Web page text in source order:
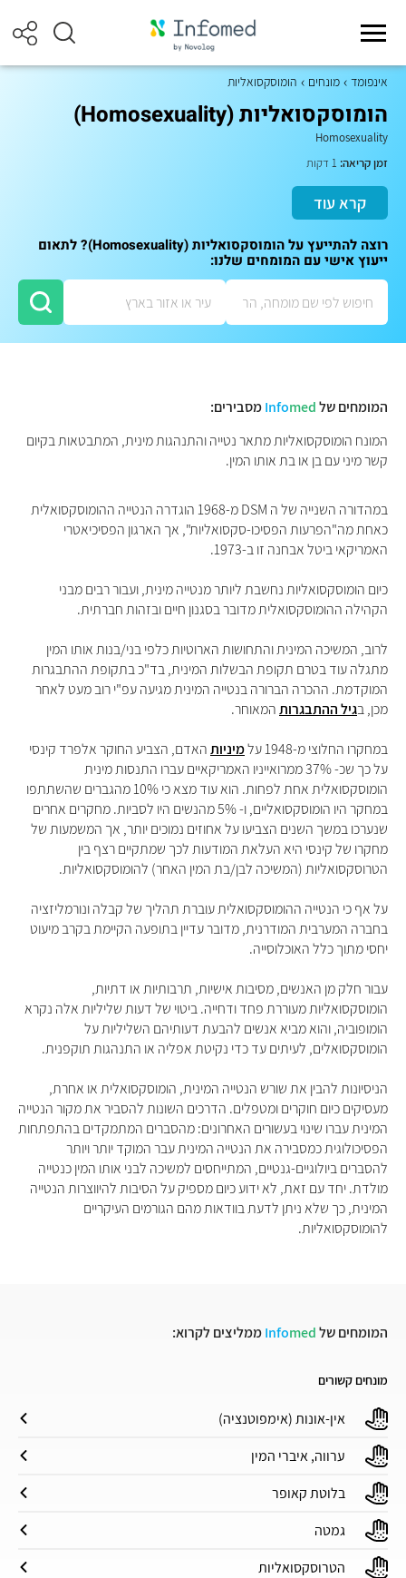
אינפומד מונחים הומוסקסואליות
הומוסקסואליות (Homosexuality)
Homosexuality
זמן קריאה:
קרא עוד
רוצה להתייעץ על הומוסקסואליות (Homosexuality)? לתאום
ייעוץ אישי עם המומחים שלנו:
המומחים של Infomed
מסבירים:
המונח הומוסקסואליות מתאר נטייה והתנהגות מינית, המתבטאות בקיום
קשר מיני עם בן או בת אותו המין.
במהדורה השנייה של ה DSM מ-1968 הוגדרה הנטייה ההומוסקסואלית
כאחת מה"הפרעות הפסיכו-סקסואליות", אך הארגון הפסיכיאטרי
האמריקאי ביטל אבחנה זו ב-1973.
כיום הומוסקסואליות נחשבת ליותר מנטייה מינית, ועבור רבים מבני
הקהילה ההומוסקסואלית מדובר בסגנון חיים ובזהות חברתית.
לרוב, המשיכה המינית והתחושות הארוטיות כלפי בני/בנות אותו המין
מתגלה עוד בטרם תקופת הבשלות המינית, בד"כ בתקופת ההתבגרות
המוקדמת. ההכרה הברורה בנטייה המינית מגיעה עפ"י רוב מעט לאחר
מכן, בגיל ההתבגרותהמאוחר.
במחקרו החלוצי מ-1948 על מיניותהאדם, הצביע החוקר אלפרד קינסי
על כך שכ- 37% ממרואייניו האמריקאיים עברו התנסות מינית
הומוסקסואלית אחת לפחות. הוא עוד מצא כי 10% מהגברים שהשתתפו
במחקר היו הומוסקסואליים, ו- 5% מהנשים היו לסביות. מחקרים אחרים
שנערכו במשך השנים הצביעו על אחוזים נמוכים יותר, אך המשמעות של
מחקרו של קינסי היא העלאת המודעות לכך שמתקיים רצף בין
הטרוסקסואליות (המשיכה לבן/בת המין האחר) להומוסקסואליות.
על אף כי הנטייה ההומוסקסואלית עוברת תהליך של קבלה ונורמליזציה
בחברה המערבית המודרנית, מדובר עדיין בתופעה הקיימת בקרב מיעוט
יחסי מתוך כלל האוכלוסייה.
עבור חלק מן האנשים, מסיבות אישיות, תרבותיות או דתיות,
הומוסקסואליות מעוררת פחד ודחייה. ביטוי של דעות שליליות אלה נקרא
הומופוביה, והוא מביא אנשים להבעת דעותיהם השליליות על
הומוסקסואלים, לעיתים עד כדי נקיטת אפליה או התנהגות תוקפנית.
הניסיונות להבין את שורש הנטייה המינית, הומוסקסואלית או אחרת,
מעסיקים כיום חוקרים ומטפלים. הדרכים השונות להסביר את מקור הנטייה
המינית עברו שינוי בעשורים האחרונים: מהסברים המתמקדים בהתפתחות
הפסיכולוגית כמסבירה את הנטייה המינית עבר המוקד יותר ויותר
להסברים ביולוגיים-גנטיים, המתייחסים למשיכה לבני אותו המין כנטייה
מולדת. יחד עם זאת, לא ידוע כיום מספיק על הסיבות להיווצרות הנטייה
המינית, כך שלא ניתן לדעת בוודאות מהם הגורמים העיקריים
להומוסקסואליות.
המומחים של Infomed ממליצים לקרוא:
מונחים קשורים
אין-אונות (אימפוטנציה)
ערווה, איברי המין
בלוטת קאופר
גמטה
הטרוסקסואליות